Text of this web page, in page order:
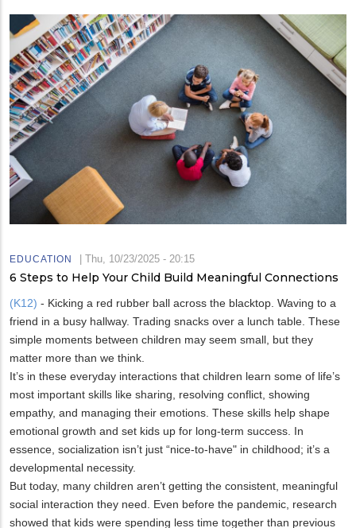
EDUCATION Thu, 10/23/2025 - 20:15
6 Steps to Help Your Child Build Meaningful Connections
(K12) - Kicking a red rubber ball across the blacktop. Waving to a
friend in a busy hallway. Trading snacks over a lunch table. These
simple moments between children may seem small, but they
matter more than we think.
It’s in these everyday interactions that children learn some of life’s
most important skills like sharing, resolving conflict, showing
empathy, and managing their emotions. These skills help shape
emotional growth and set kids up for long-term success. In
essence, socialization isn’t just “nice-to-have" in childhood; it’s a
developmental necessity.
But today, many children aren’t getting the consistent, meaningful
social interaction they need. Even before the pandemic, research
showed that kids were spending less time together than previous